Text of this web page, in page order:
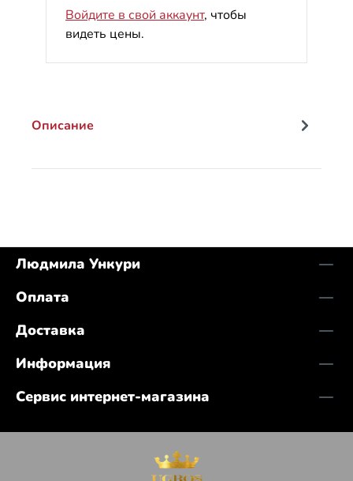
Войдите в свой аккаунт, чтобы
видеть цены.
Описание
Людмила Ункури
Оплата
Доставка
Информация
Сервис интернет-магазина